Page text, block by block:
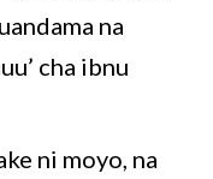
na
cha ibnu
ni moyo, na